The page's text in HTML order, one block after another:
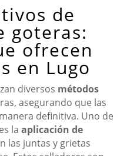
de
goteras:
ofrecen
en Lugo
diversos métodos
asegurando que las
definitiva. Uno de
laaplicación de
las juntas y grietas